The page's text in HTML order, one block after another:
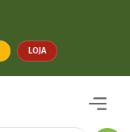
LOJA